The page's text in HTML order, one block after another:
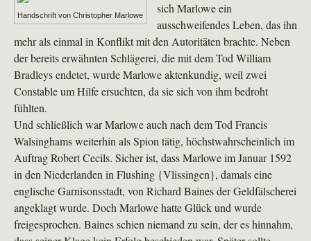
Handschrift von Christopher Marlowe
sich Marlowe ein
ausschweifendes Leben, das ihn
mehr als einmal in Konflikt mit den Autoritäten brachte. Neben
der bereits erwähnten Schlägerei, die mit dem Tod William
Bradleys endetet, wurde Marlowe aktenkundig, weil zwei
Constable um Hilfe ersuchten, da sie sich von ihm bedroht
fühlten.
Und schließlich war Marlowe auch nach dem Tod Francis
Walsinghams weiterhin als Spion tätig, höchstwahrscheinlich im
Auftrag Robert Cecils. Sicher ist, dass Marlowe im Januar 1592
in den Niederlanden in Flushing {Vlissingen}, damals eine
englische Garnisonsstadt, von Richard Baines der Geldfälscherei
angeklagt wurde. Doch Marlowe hatte Glück und wurde
freigesprochen. Baines schien niemand zu sein, der es hinnahm,